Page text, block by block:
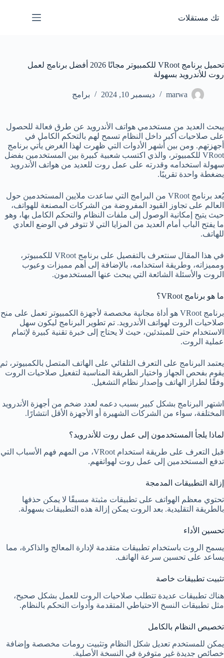
إلى
المحتوى
تك مستقلات
تحميل برنامج VRoot للكمبيوتر مجانًا 2026 أفضل برنامج لعمل
روت للأندرويد بسهولة
marwa ديسمبر 10, 2024 برامج
يبحث العديد من مستخدمي هواتف الأندرويد عن طرق فعالة للحصول
على صلاحيات أكبر داخل النظام تسمح لهم بالتحكم الكامل في
أجهزتهم. ومن بين أشهر الأدوات التي ظهرت لهذا الغرض يأتي برنامج
VRoot للكمبيوتر، والذي اكتسب شعبية كبيرة بين المستخدمين بفضل
سهولة استخدامه وقدرته على عمل روت للعديد من هواتف الأندرويد
بضغطة واحدة تقريبًا.
يُعد برنامج VRoot من البرامج التي ساعدت ملايين المستخدمين حول
العالم على تجاوز القيود المفروضة من الشركات المصنعة للهواتف،
حيث يتيح إمكانية الوصول إلى ملفات النظام والتحكم الكامل بها، وهو
ما يفتح الباب أمام العديد من المزايا التي لا تتوفر في الوضع العادي
للهاتف.
في هذا المقال سنتعرف بالتفصيل على برنامج VRoot للكمبيوتر،
ومميزاته، وطريقة استخدامه، بالإضافة إلى أهم مميزات وعيوب
الروت والأسئلة الشائعة التي يبحث عنها المستخدمون.
ما هو برنامج VRoot؟
برنامج VRoot هو أداة مجانية مخصصة لأجهزة الكمبيوتر تعمل على منح
صلاحيات الروت لهواتف الأندرويد. تم تطوير البرنامج ليكون سهل
الاستخدام حتى للمبتدئين، حيث لا يحتاج إلى خبرة تقنية كبيرة لإتمام
عملية الروت.
يعتمد البرنامج على التعرف التلقائي على الهاتف المتصل بالكمبيوتر، ثم
يقوم بفحص الجهاز واختيار الطريقة المناسبة لتفعيل صلاحيات الروت
وفقًا لطراز الهاتف وإصدار نظام التشغيل.
اشتهر البرنامج بشكل كبير بسبب دعمه لعدد ضخم من أجهزة الأندرويد
المختلفة، سواء من الشركات الشهيرة أو الأجهزة الأقل انتشارًا.
لماذا يلجأ المستخدمون إلى عمل روت للأندرويد؟
قبل التعرف على طريقة استخدام VRoot، من المهم فهم الأسباب التي
تدفع المستخدمين إلى عمل روت لهواتفهم.
إزالة التطبيقات المدمجة
تحتوي معظم الهواتف على تطبيقات مثبتة مسبقًا لا يمكن حذفها
بالطريقة التقليدية. بعد الروت يمكن إزالة هذه التطبيقات بسهولة.
تحسين الأداء
يسمح الروت باستخدام تطبيقات متقدمة لإدارة المعالج والذاكرة، مما
يساعد على تحسين سرعة الهاتف.
تثبيت تطبيقات خاصة
هناك تطبيقات عديدة تتطلب صلاحيات الروت للعمل بشكل صحيح،
مثل تطبيقات النسخ الاحتياطي المتقدمة وأدوات التحكم بالنظام.
تخصيص النظام بالكامل
يمكن للمستخدم تعديل شكل النظام وتثبيت رومات مخصصة وإضافة
خصائص جديدة غير متوفرة في النسخة الأصلية.